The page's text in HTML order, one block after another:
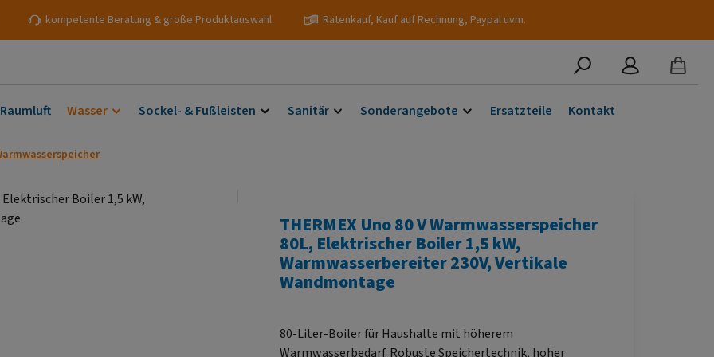
kompetente Beratung & große Produktauswahl Ratenkauf, Kauf auf Rechnung, Paypal uvm.
Wasser Sockel- & Fußleisten Sanitär Sonderangebote Ersatzteile Kontakt
THERMEX Uno 80 V Warmwasserspeicher
80L, Elektrischer Boiler 1,5 kW,
Warmwasserbereiter 230V, Vertikale
Wandmontage
80-Liter-Boiler für Haushalte mit höherem
Warmwasserbedarf. Robuste Speichertechnik, hoher